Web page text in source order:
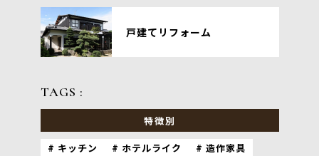
戸建てリフォーム
TAGS :
特徴別
キッチン ホテルライク
造作家具